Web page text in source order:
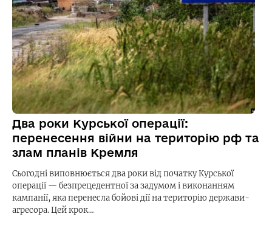
Два роки Курської операції:
перенесення війни на територію рф та
злам планів Кремля
Сьогодні виповнюється два роки від початку Курської
операції — безпрецедентної за задумом і виконанням
кампанії, яка перенесла бойові дії на територію держави-
агресора. Цей крок…